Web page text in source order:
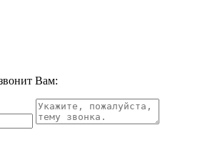
Вам: